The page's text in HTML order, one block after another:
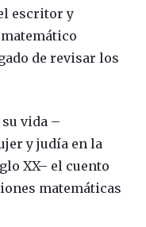
escritor y
matemático
de revisar los
vida –
y judía en la
XX– el cuento
matemáticas